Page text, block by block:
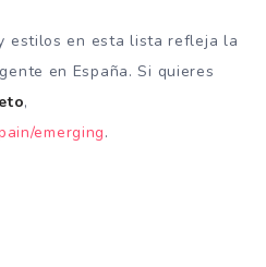
estilos en esta lista refleja la
en España. Si quieres
,
emerging.